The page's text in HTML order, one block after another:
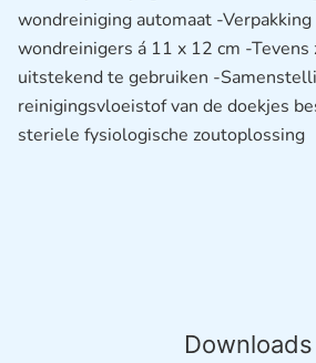
Downloads
wondreiniging automaat -
wondreinigers á 11 x 12 cm -Tevens
uitstekend te gebruiken -
reinigingsvloeistof van de doekjes
steriele fysiologische zoutoplossing